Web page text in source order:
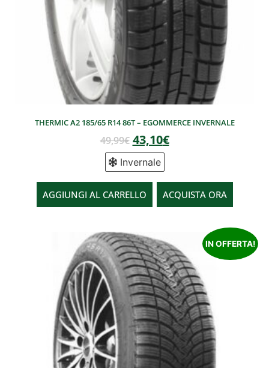
THERMIC A2 185/65 R14 86T – EGOMMERCE INVERNALE
49,99€ 43,10€
Invernale
AGGIUNGI AL CARRELLO ACQUISTA ORA
IN OFFERTA!